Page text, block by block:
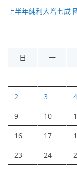
上半年純利大增七成
日
一
2 3 4
9 10
16 17
23 24